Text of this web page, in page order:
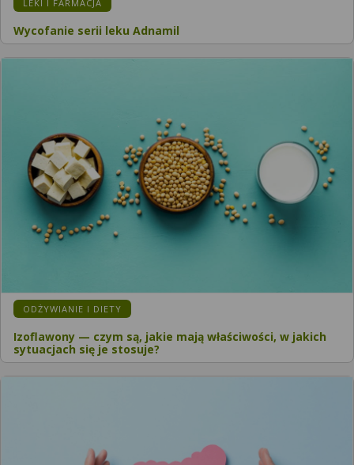
LEKI I FARMACJA
Wycofanie serii leku Adnamil
ODŻYWIANIE I DIETY
Izoflawony — czym są, jakie mają właściwości, w jakich
sytuacjach się je stosuje?